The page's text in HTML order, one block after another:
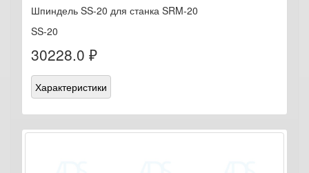
Шпиндель SS-20 для станка SRM-20
SS-20
30228.0 ₽
Характеристики